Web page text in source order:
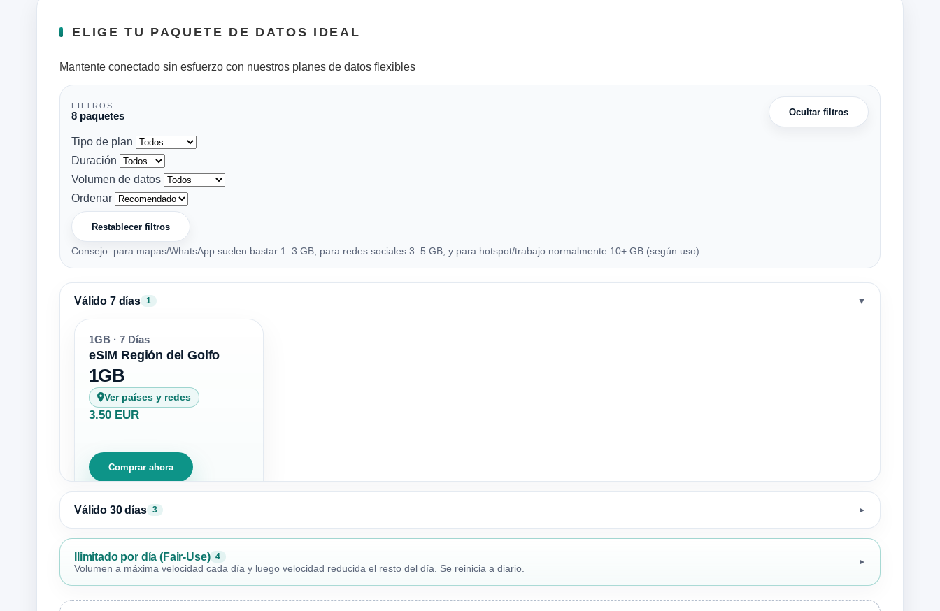
ELIGE TU PAQUETE DE DATOS IDEAL
Mantente conectado sin esfuerzo con nuestros planes de datos flexibles
FILTROS
8 paquetes Ocultar filtros
Tipo de plan
Duración
Volumen de datos
Ordenar
Restablecer filtros
Consejo: para mapas/WhatsApp suelen bastar 1–3 GB; para redes sociales 3–5 GB; y para hotspot/trabajo normalmente 10+ GB (según uso).
Válido 7 días 1 ▼
1GB · 7 Días
eSIM Región del Golfo
1GB
Ver países y redes
3.50 EUR
Comprar ahora
Válido 30 días 3 ▼
Ilimitado por día (Fair-Use) 4
Volumen a máxima velocidad cada día y luego velocidad reducida el resto del día. Se reinicia a diario.
▼